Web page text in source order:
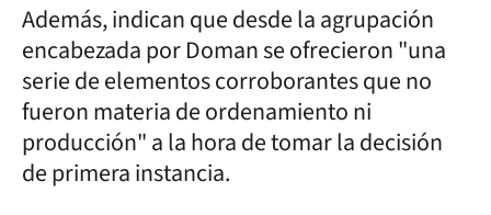
Además, indican que desde la agrupación
encabezada por Doman se ofrecieron "una
serie de elementos corroborantes que no
fueron materia de ordenamiento ni
producción" a la hora de tomar la decisión
de primera instancia.